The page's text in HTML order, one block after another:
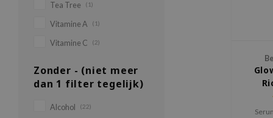
Tea Tree (1)
Vitamine A (1)
Vitamine C (2)
Zonder - (niet meer
dan 1 filter tegelijk)
Alcohol (22)